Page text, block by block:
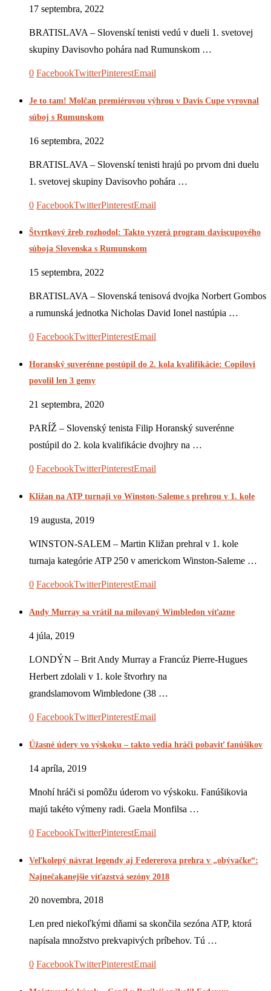
17 septembra, 2022
BRATISLAVA – Slovenskí tenisti vedú v dueli 1. svetovej
skupiny Davisovho pohára nad Rumunskom …
0 FacebookTwitterPinterestEmail
Je to tam! Molčan premiérovou výhrou v Davis Cupe vyrovnal
súboj s Rumunskom
16 septembra, 2022
BRATISLAVA – Slovenskí tenisti hrajú po prvom dni duelu
1. svetovej skupiny Davisovho pohára …
0 FacebookTwitterPinterestEmail
Štvrtkový žreb rozhodol: Takto vyzerá program daviscupového
súboja Slovenska s Rumunskom
15 septembra, 2022
BRATISLAVA – Slovenská tenisová dvojka Norbert Gombos
a rumunská jednotka Nicholas David Ionel nastúpia …
0 FacebookTwitterPinterestEmail
Horanský suverénne postúpil do 2. kola kvalifikácie: Copilovi
povolil len 3 gemy
21 septembra, 2020
PARÍŽ – Slovenský tenista Filip Horanský suverénne
postúpil do 2. kola kvalifikácie dvojhry na …
0 FacebookTwitterPinterestEmail
Kližan na ATP turnaji vo Winston-Saleme s prehrou v 1. kole
19 augusta, 2019
WINSTON-SALEM – Martin Kližan prehral v 1. kole
turnaja kategórie ATP 250 v americkom Winston-Saleme …
0 FacebookTwitterPinterestEmail
Andy Murray sa vrátil na milovaný Wimbledon víťazne
4 júla, 2019
LONDÝN – Brit Andy Murray a Francúz Pierre-Hugues
Herbert zdolali v 1. kole štvorhry na
grandslamovom Wimbledone (38 …
0 FacebookTwitterPinterestEmail
Úžasné údery vo výskoku – takto vedia hráči pobaviť fanúšikov
14 apríla, 2019
Mnohí hráči si pomôžu úderom vo výskoku. Fanúšikovia
majú takéto výmeny radi. Gaela Monfilsa …
0 FacebookTwitterPinterestEmail
Veľkolepý návrat legendy aj Federerova prehra v „obývačke“:
Najnečakanejšie víťazstvá sezóny 2018
20 novembra, 2018
Len pred niekoľkými dňami sa skončila sezóna ATP, ktorá
napísala množstvo prekvapivých príbehov. Tú …
0 FacebookTwitterPinterestEmail